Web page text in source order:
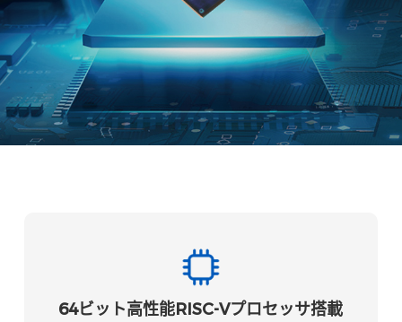
64ビット高性能RISC-Vプロセッサ搭載